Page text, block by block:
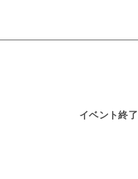
イベント終了